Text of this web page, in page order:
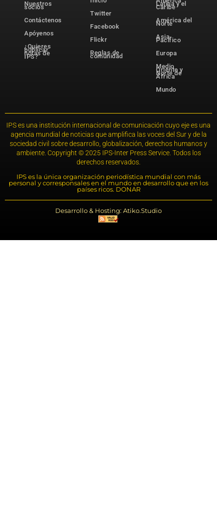
Nuestros
socios
Contáctenos
Apóyenos
¿Quieres
publicar
notas de
IPS?
Twitter
Facebook
Flickr
Reglas de
comunidad
Latina y el
Caribe
América del
Norte
Asia-
Pacífico
Europa
Medio
Oriente y
Norte de
África
Mundo
IPS es una institución internacional de comunicación cuyo eje es una
agencia mundial de noticias que amplifica las voces del Sur y de la
sociedad civil sobre desarrollo, globalización, derechos humanos y
ambiente. Copyright © 2025 IPS-Inter Press Service. Todos los
derechos reservados.
IPS es la única organización periodística mundial con más
personal y corresponsales en el mundo en desarrollo que en los
países ricos. DONAR
Desarrollo & Hosting: Atiko.Studio